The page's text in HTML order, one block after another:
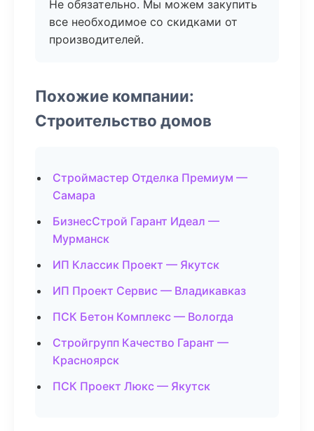
Не обязательно. Мы можем закупить
все необходимое со скидками от
производителей.
Похожие компании:
Строительство домов
Строймастер Отделка Премиум —
Самара
БизнесСтрой Гарант Идеал —
Мурманск
ИП Классик Проект — Якутск
ИП Проект Сервис — Владикавказ
ПСК Бетон Комплекс — Вологда
Стройгрупп Качество Гарант —
Красноярск
ПСК Проект Люкс — Якутск